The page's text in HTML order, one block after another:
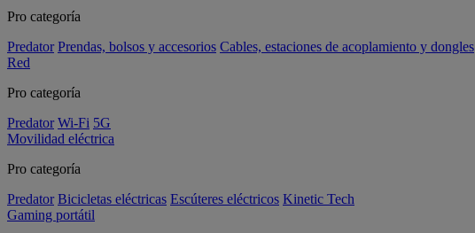
Pro categoría
Predator Prendas, bolsos y accesorios Cables, estaciones de acoplamiento y dongles
Red
Pro categoría
Predator Wi-Fi 5G
Movilidad eléctrica
Pro categoría
Predator Bicicletas eléctricas Escúteres eléctricos Kinetic Tech
Gaming portátil